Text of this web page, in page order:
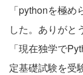
「pythonを極
した。ありがと
「現在独学で
定基礎試験を受